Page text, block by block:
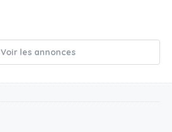
Voir les annonces